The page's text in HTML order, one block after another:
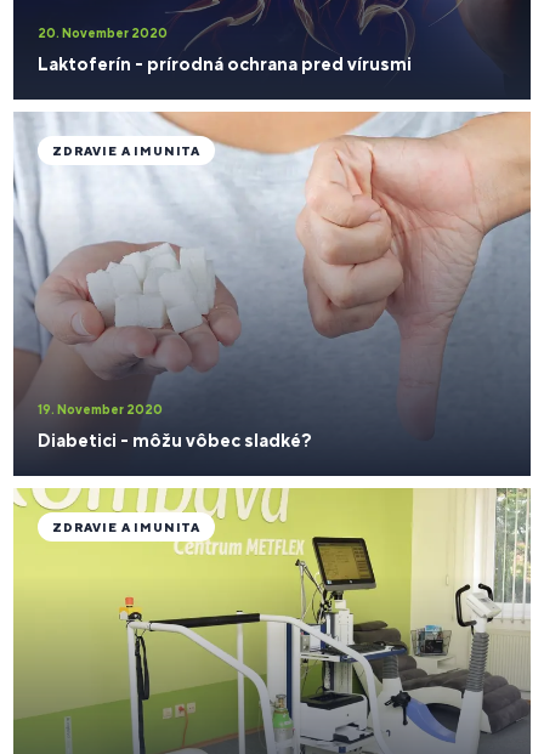
20. November 2020
Laktoferín - prírodná ochrana pred vírusmi
19. November 2020
Diabetici - môžu vôbec sladké?
ZDRAVIE A IMUNITA
ZDRAVIE A IMUNITA